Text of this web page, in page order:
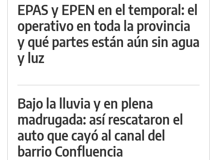
EPAS y EPEN en el temporal: el
operativo en toda la provincia
y qué partes están aún sin agua
y luz
Bajo la lluvia y en plena
madrugada: así rescataron el
auto que cayó al canal del
barrio Confluencia